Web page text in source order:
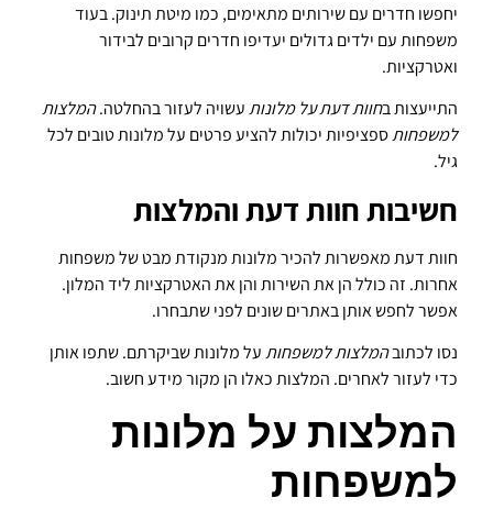
יחפשו חדרים עם שירותים מתאימים, כמו מיטת תינוק. בעוד
משפחות עם ילדים גדולים יעדיפו חדרים קרובים לבידור
ואטרקציות.
התייעצות בחוות דעת על מלונותעשויה לעזור בהחלטה.המלצות
למשפחותספציפיות יכולות להציע פרטים על מלונות טובים לכל
גיל.
חשיבות חוות דעת והמלצות
חוות דעת מאפשרות להכיר מלונות מנקודת מבט של משפחות
אחרות. זה כולל הן את השירות והן את האטרקציות ליד המלון.
אפשר לחפש אותן באתרים שונים לפני שתבחרו.
נסו לכתובהמלצות למשפחותעל מלונות שביקרתם. שתפו אותן
כדי לעזור לאחרים. המלצות כאלו הן מקור מידע חשוב.
המלצות על מלונות
למשפחות